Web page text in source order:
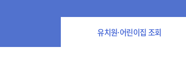
유치원·어린이집 조회